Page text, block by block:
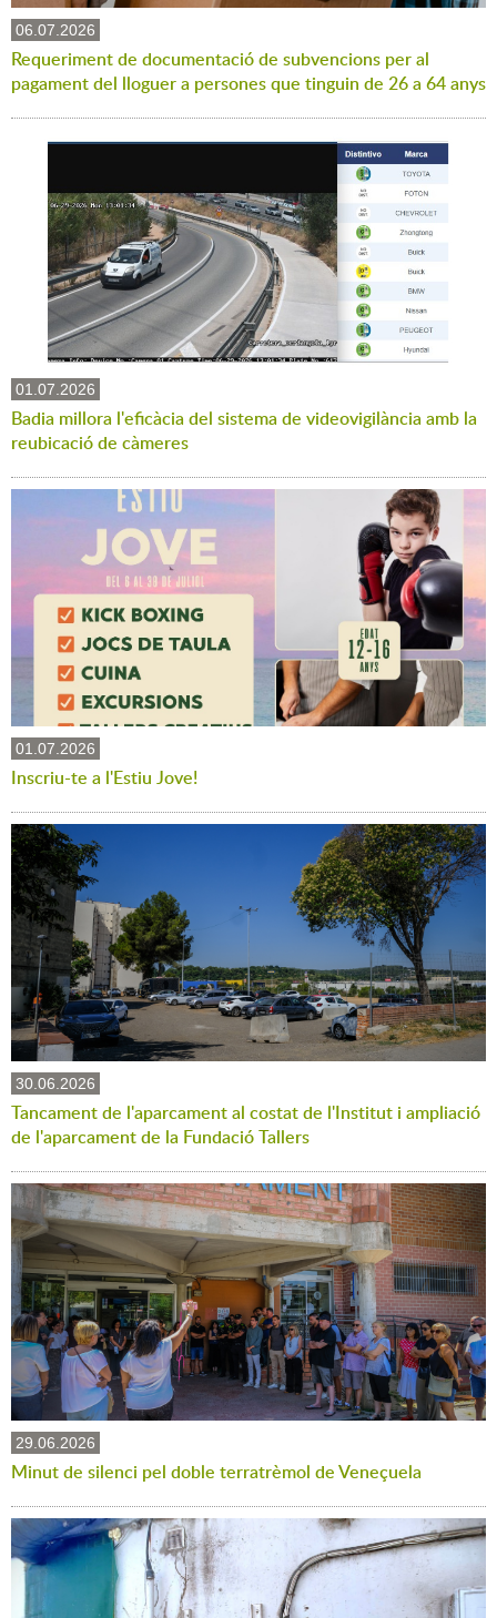
06.07.2026
Requeriment de documentació de subvencions per al
pagament del lloguer a persones que tinguin de 26 a 64 anys
01.07.2026
Badia millora l'eficàcia del sistema de videovigilància amb la
reubicació de càmeres
01.07.2026
Inscriu-te a l'Estiu Jove!
30.06.2026
Tancament de l'aparcament al costat de l'Institut i ampliació
de l'aparcament de la Fundació Tallers
29.06.2026
Minut de silenci pel doble terratrèmol de Veneçuela